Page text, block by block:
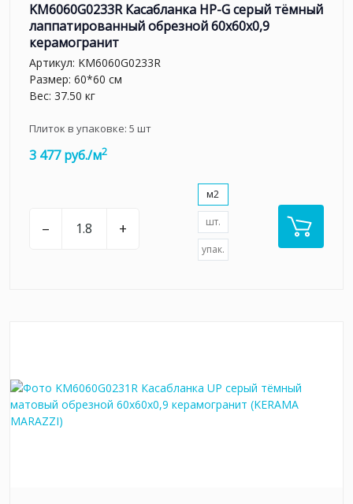
KM6060G0233R Касабланка HP-G серый тёмный
лаппатированный обрезной 60x60x0,9
керамогранит
Артикул: KM6060G0233R
Размер: 60*60 см
Вес: 37.50 кг
Плиток в упаковке: 5 шт
3 477 руб./м2
– +
м2
шт.
упак.